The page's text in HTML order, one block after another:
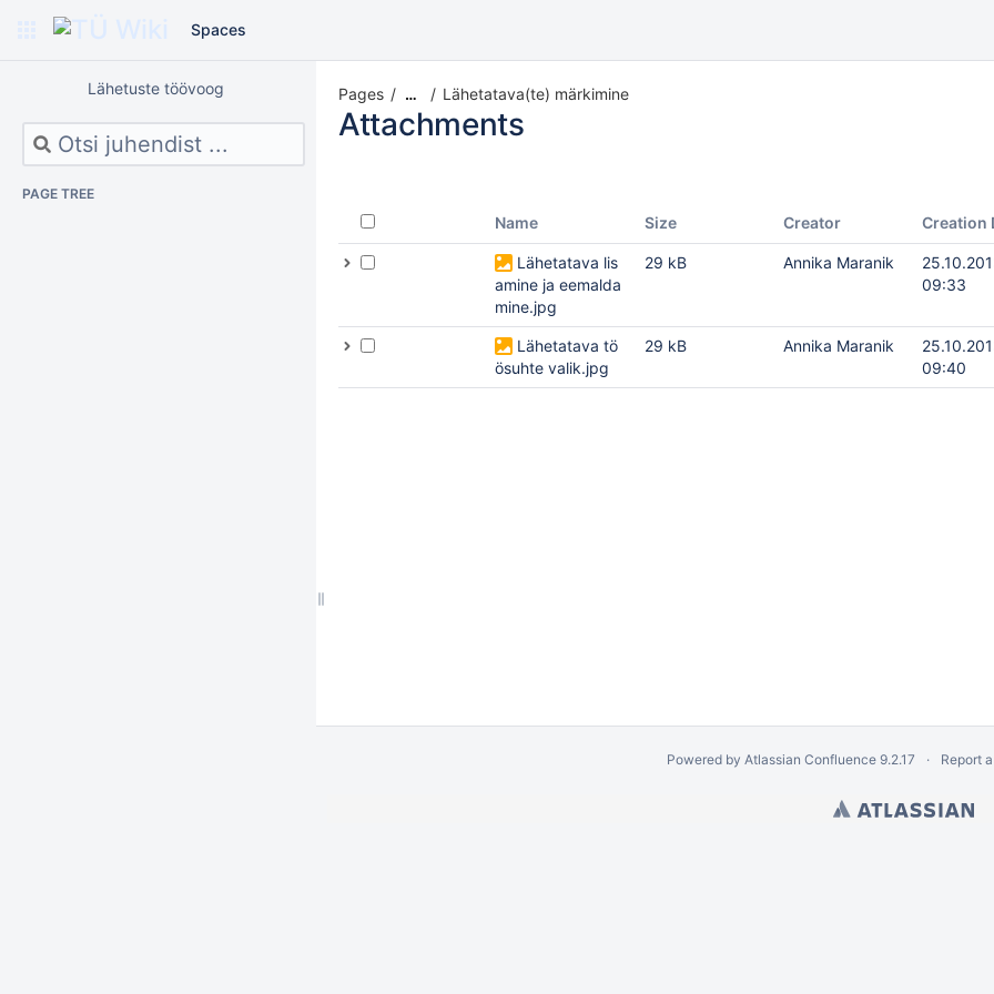
Spaces
Lähetuste töövoog
PAGE TREE
Pages … Lähetatava(te) märkimine
Attachments
Name Size Creator Creation
Lähetatava lis
amine ja eemalda
mine.jpg
29 kB Annika Maranik
09:33
Lähetatava tö
ösuhte valik.jpg
29 kB Annika Maranik
09:40
Powered by Atlassian Confluence 9.2.17 Report